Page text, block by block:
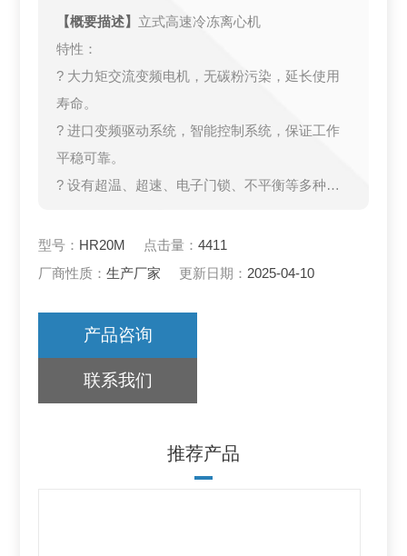
【概要描述】 立式高速冷冻离心机
特性：
? 大力矩交流变频电机，无碳粉污染，延长使用
寿命。
? 进口变频驱动系统，智能控制系统，保证工作
平稳可靠。
? 设有超温、超速、电子门锁、不平衡等多种保
型号： HR20M 点击量：4411
厂商性质：生产厂家 更新日期： 2025-04-10
产品咨询
联系我们
推荐产品